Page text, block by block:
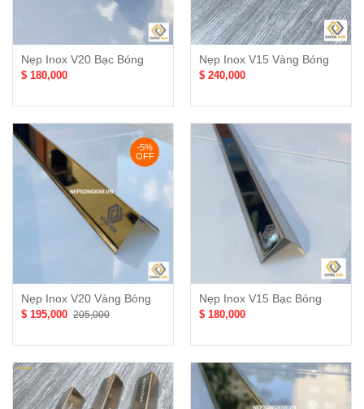
Nẹp Inox V20 Bạc Bóng
$ 180,000
Nẹp Inox V15 Vàng Bóng
$ 240,000
-5%
OFF
Nẹp Inox V20 Vàng Bóng
$ 195,000 205,000
Nẹp Inox V15 Bạc Bóng
$ 180,000